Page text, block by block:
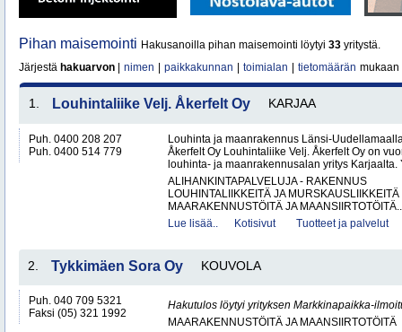
Pihan maisemointi Hakusanoilla pihan maisemointi löytyi 33 yritystä.
Järjestä hakuarvon nimen paikkakunnan toimialan tietomäärän mukaan
1. Louhintaliike Velj. Åkerfelt Oy KARJAA
Puh. 0400 208 207
Puh. 0400 514 779
Louhinta ja maanrakennus Länsi-
Åkerfelt Oy Louhintaliike Velj. Åkerfelt Oy on
louhinta- ja maanrakennusalan yritys Karjaalta.
ALIHANKINTAPALVELUJA - RAKENNUS
LOUHINTALIIKKEITÄ JA MURSKAUSLIIKKEITÄ
MAARAKENNUSTÖITÄ JA MAANSIIRTOTÖITÄ..
Lue lisää..
Kotisivut Tuotteet ja palvelut
2. Tykkimäen Sora Oy KOUVOLA
Puh. 040 709 5321
Faksi (05) 321 1992
Hakutulos löytyi yrityksen Markkinapaikka-
MAARAKENNUSTÖITÄ JA MAANSIIRTOTÖITÄ